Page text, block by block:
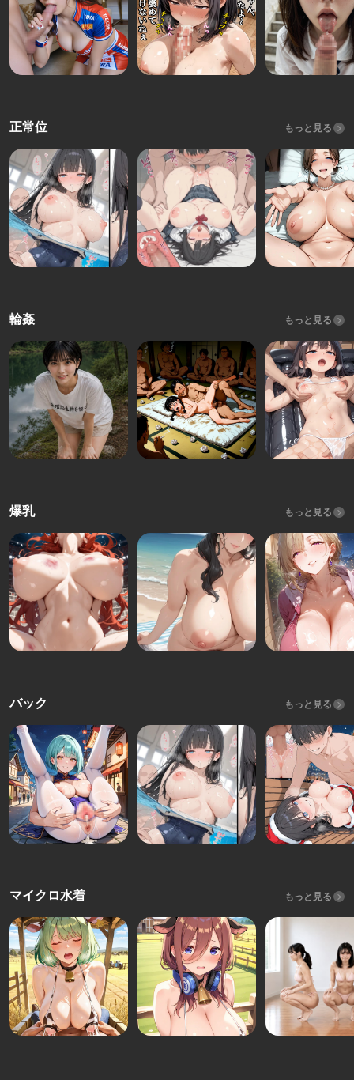
正常位 もっと見る
輪姦 もっと見る
爆乳 もっと見る
バック もっと見る
マイクロ水着 もっと見る